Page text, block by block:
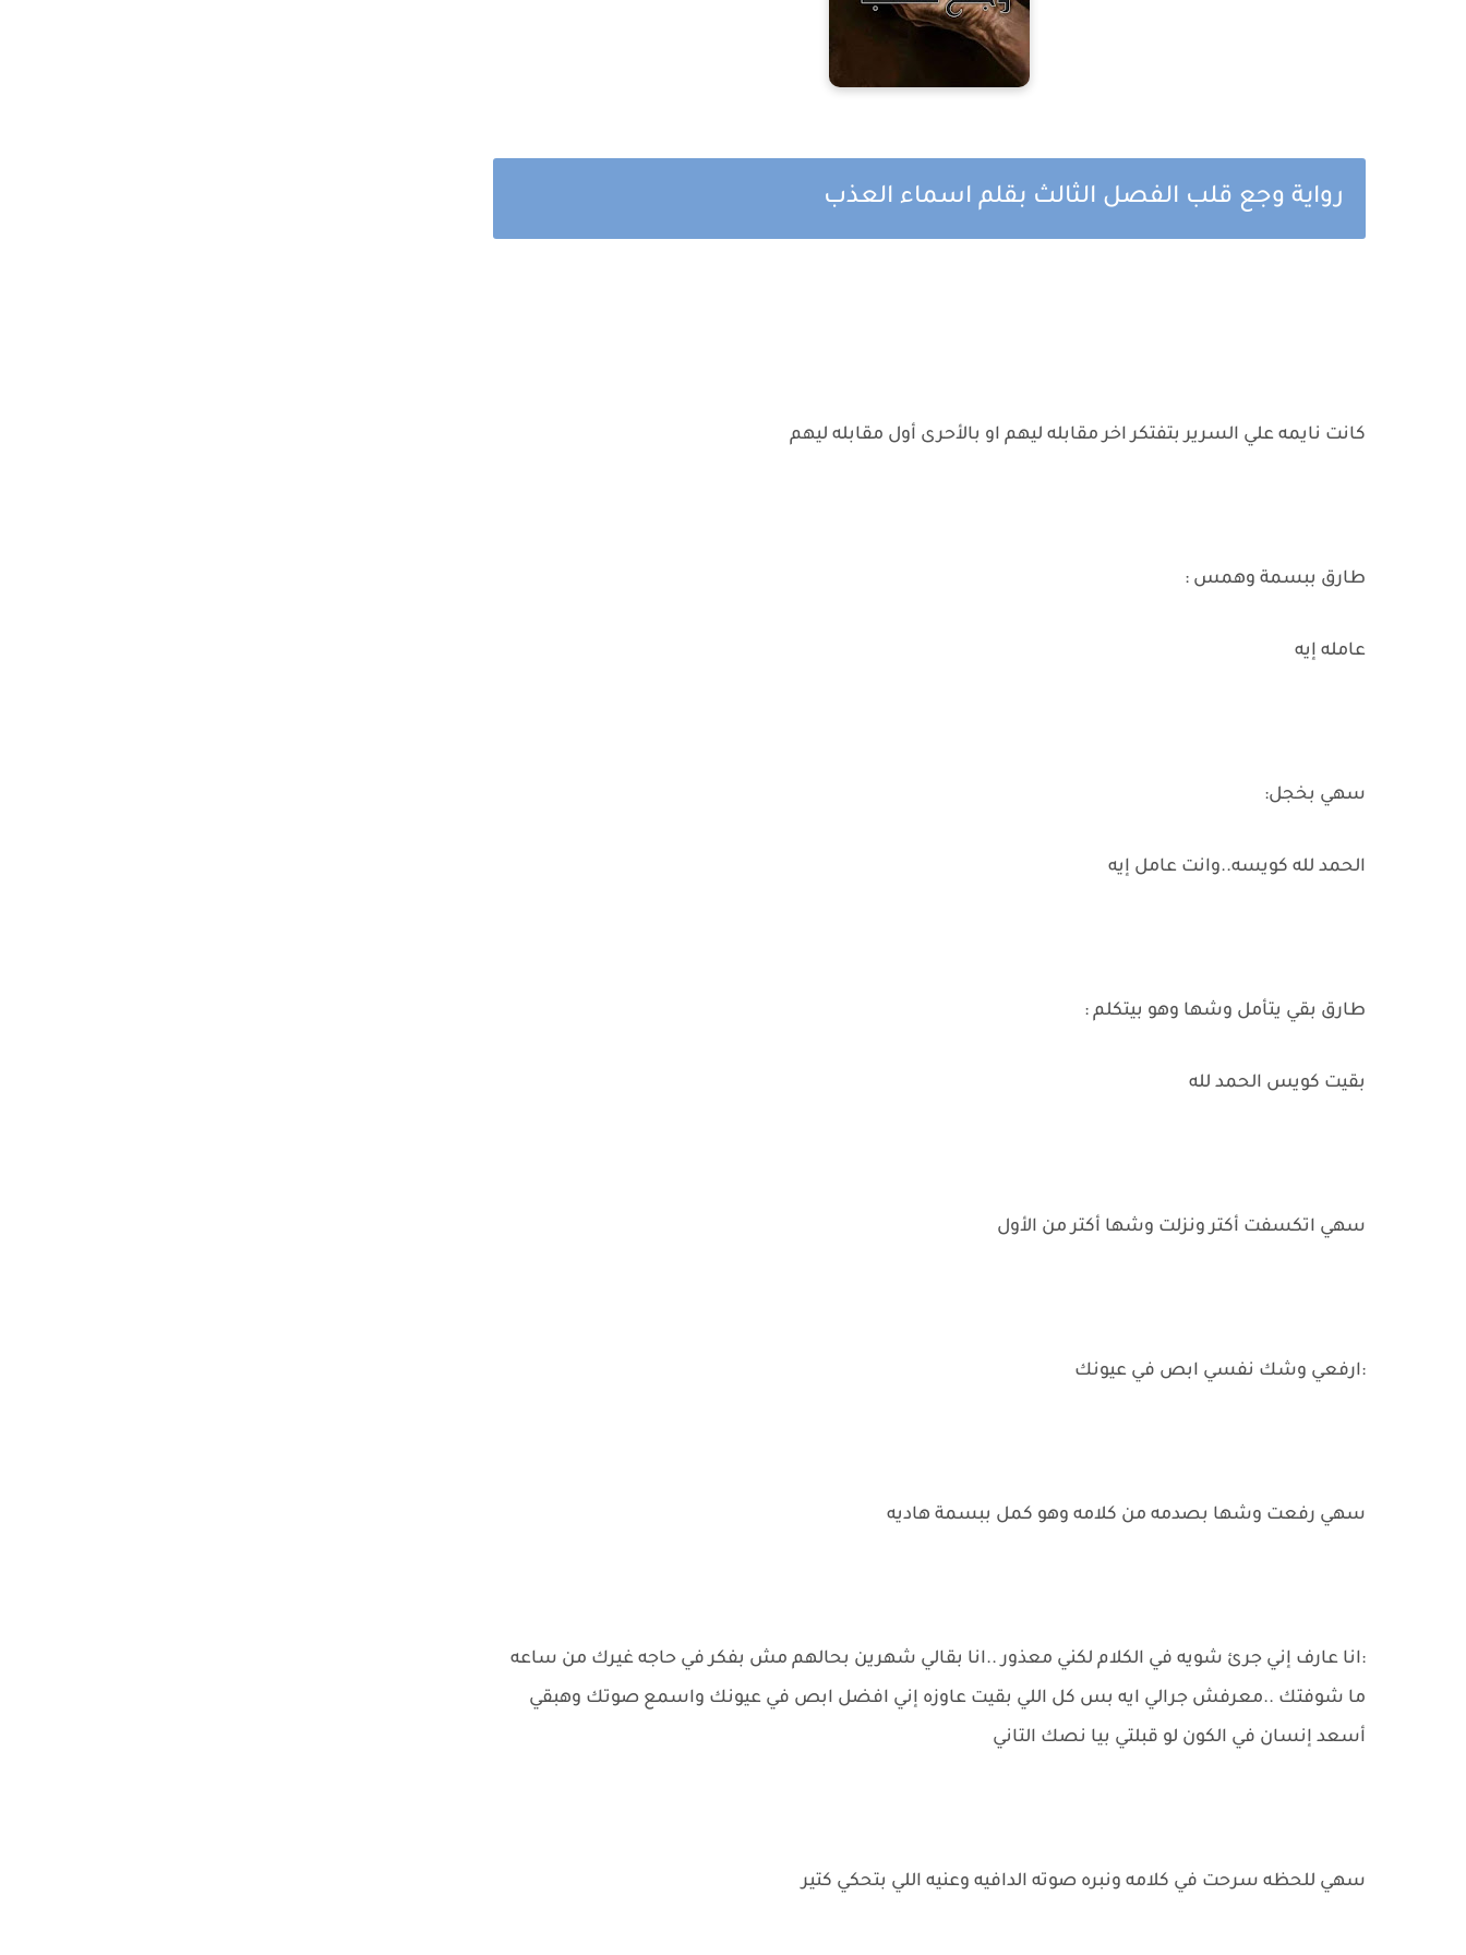
رواية وجع قلب الفصل الثالث بقلم اسماء العذب
كانت نايمه علي السرير بتفتكر اخر مقابله ليهم او بالأحرى أول مقابله ليهم
طارق ببسمة وهمس :
عامله إيه
سهي بخجل:
الحمد لله كويسه..وانت عامل إيه
طارق بقي يتأمل وشها وهو بيتكلم :
بقيت كويس الحمد لله
سهي اتكسفت أكتر ونزلت وشها أكتر من الأول
:ارفعي وشك نفسي ابص في عيونك
سهي رفعت وشها بصدمه من كلامه وهو كمل ببسمة هاديه
:انا عارف إني جرئ شويه في الكلام لكني معذور ..انا بقالي شهرين بحالهم مش بفكر في حاجه غيرك من ساعه
ما شوفتك ..معرفش جرالي ايه بس كل اللي بقيت عاوزه إني افضل ابص في عيونك واسمع صوتك وهبقي
أسعد إنسان في الكون لو قبلتي بيا نصك التاني
سهي للحظه سرحت في كلامه ونبره صوته الدافيه وعنيه اللي بتحكي كتير